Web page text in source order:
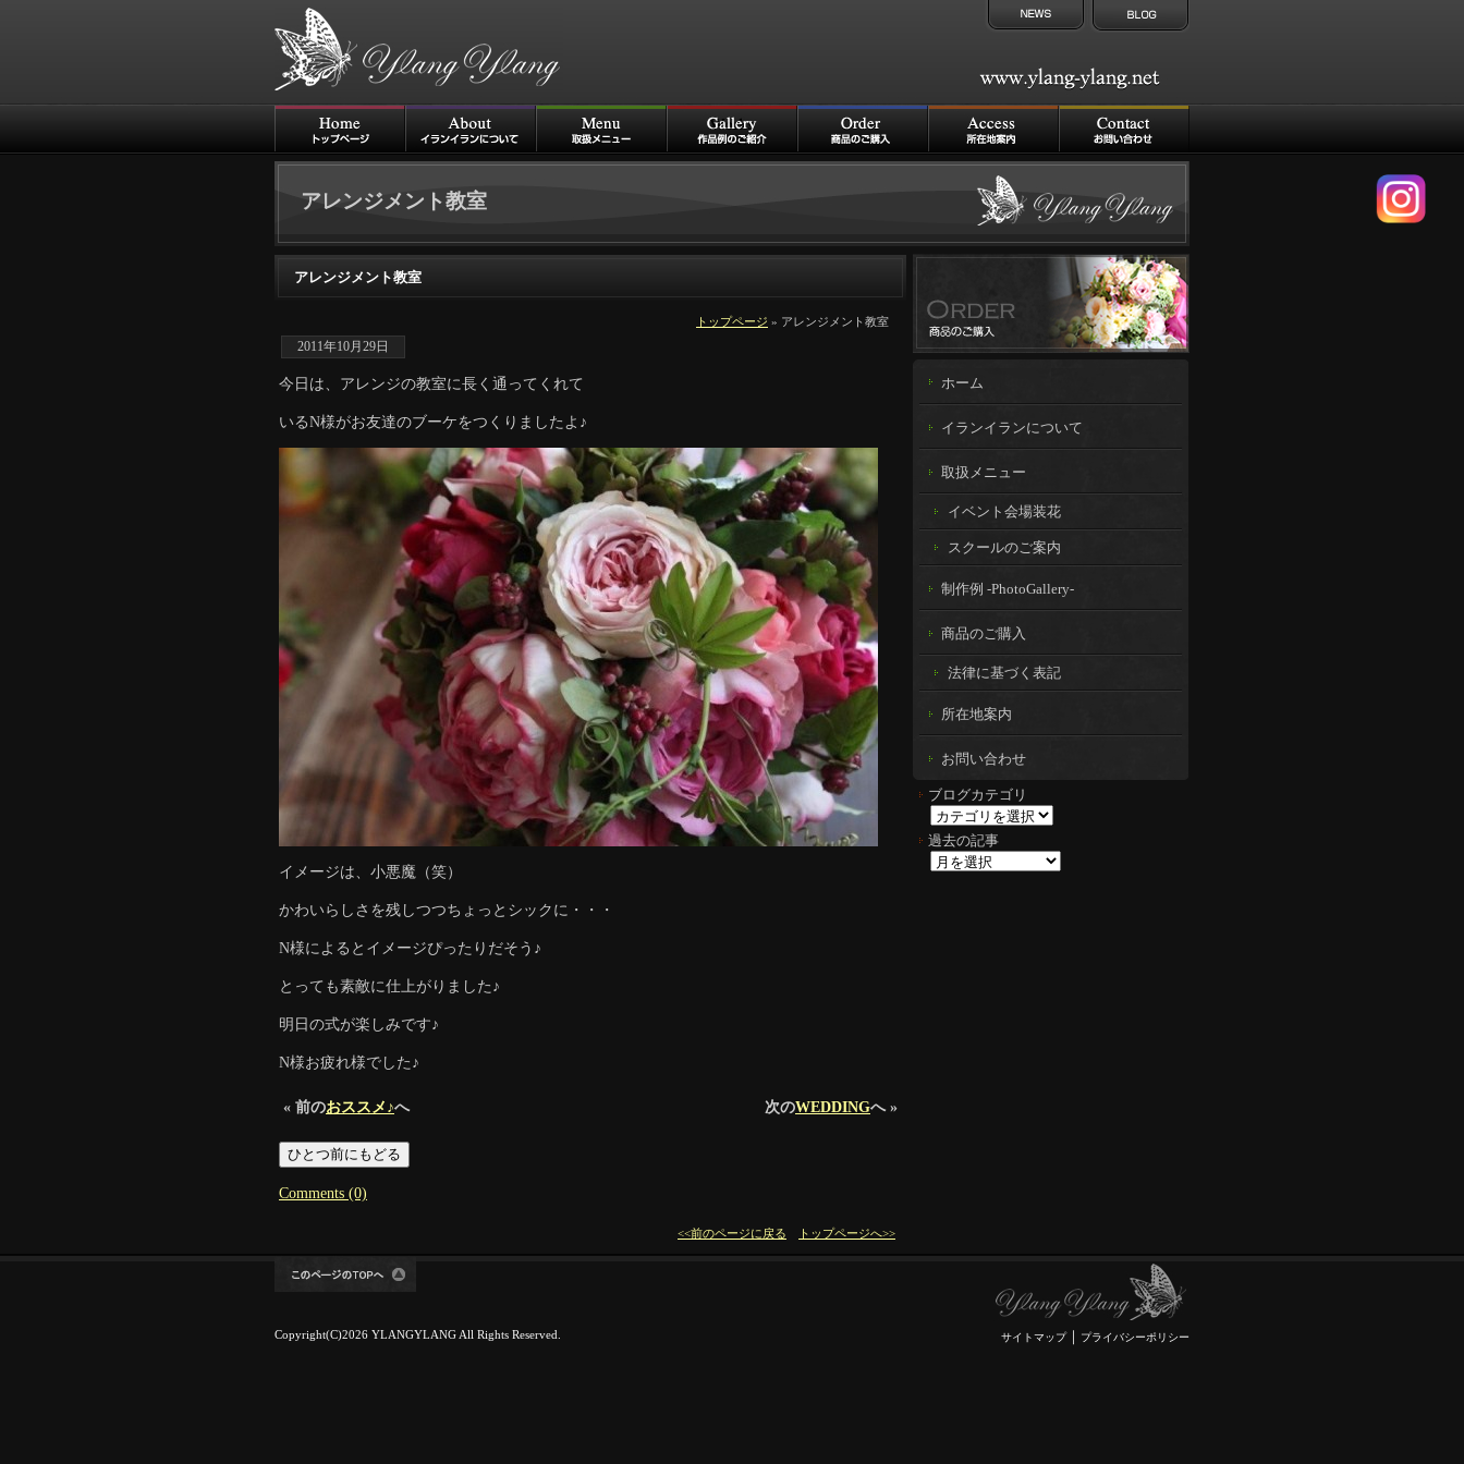
アレンジメント教室
ホーム
イランイランについて
取扱メニュー
イベント会場装花
スクールのご案内
制作例 -PhotoGallery-
商品のご購入
法律に基づく表記
所在地案内
お問い合わせ
ブログカテゴリ
過去の記事
アレンジメント教室
トップページ » アレンジメント教室
2011年10月29日
今日は、アレンジの教室に長く通ってくれて
いるN様がお友達のブーケをつくりましたよ♪
イメージは、小悪魔（笑）
かわいらしさを残しつつちょっとシックに・・・
N様によるとイメージぴったりだそう♪
とっても素敵に仕上がりました♪
明日の式が楽しみです♪
N様お疲れ様でした♪
« 前のおススメ♪へ 次のWEDDINGへ »
Comments (0)
<<前のページに戻る トップページへ>>
Copyright(C)2026 YLANGYLANG All Rights Reserved. サイトマップ｜ プライバシーポリシー